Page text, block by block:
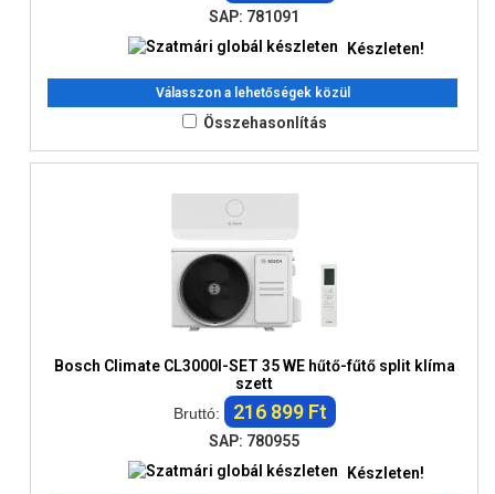
SAP: 781091
Készleten!
Válasszon a lehetőségek közül
Összehasonlítás
Bosch Climate CL3000I-SET 35 WE hűtő-fűtő split klíma
szett
Bruttó:
216 899 Ft
SAP: 780955
Készleten!